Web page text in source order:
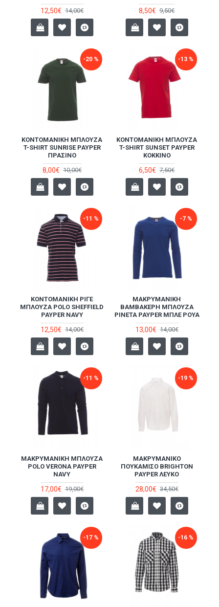
12,50€ 14,00€ 8,50€ 9,50€
-20 %
ΚΟΝΤΟΜΆΝΙΚΗ ΜΠΛΟΎΖΑ
T-SHIRT SUNRISE PAYPER
ΠΡΆΣΙΝΟ
8,00€ 10,00€
-13 %
ΚΟΝΤΟΜΆΝΙΚΗ ΜΠΛΟΎΖΑ
T-SHIRT SUNSET PAYPER
ΚΌΚΚΙΝΟ
6,50€ 7,50€
-11 %
ΚΟΝΤΟΜΆΝΙΚΗ ΡΙΓΈ
ΜΠΛΟΎΖΑ POLO SHEFFIELD
PAYPER NAVY
12,50€ 14,00€
-7 %
ΜΑΚΡΥΜΆΝΙΚΗ
ΒΑΜΒΑΚΕΡΉ ΜΠΛΟΎΖΑ
PINETA PAYPER ΜΠΛΕ ΡΟΥΆ
13,00€ 14,00€
-11 %
ΜΑΚΡΥΜΆΝΙΚΗ ΜΠΛΟΎΖΑ
POLO VERONA PAYPER
NAVY
17,00€ 19,00€
-19 %
ΜΑΚΡΥΜΆΝΙΚΟ
ΠΟΥΚΆΜΙΣΟ BRIGHTON
PAYPER ΛΕΥΚΌ
28,00€ 34,50€
-17 % -16 %